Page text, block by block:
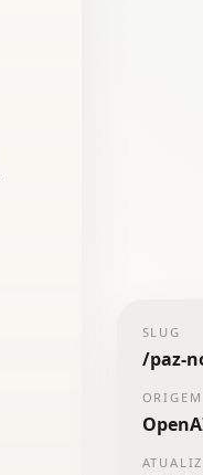
SLUG
/paz-
ORIGEM